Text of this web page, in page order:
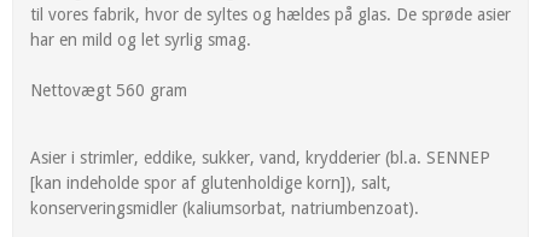
til vores fabrik, hvor de syltes og hældes på glas. De sprøde asier
har en mild og let syrlig smag.
Nettovægt 560 gram
Asier i strimler, eddike, sukker, vand, krydderier (bl.a. SENNEP
[kan indeholde spor af glutenholdige korn]), salt,
konserveringsmidler (kaliumsorbat, natriumbenzoat).